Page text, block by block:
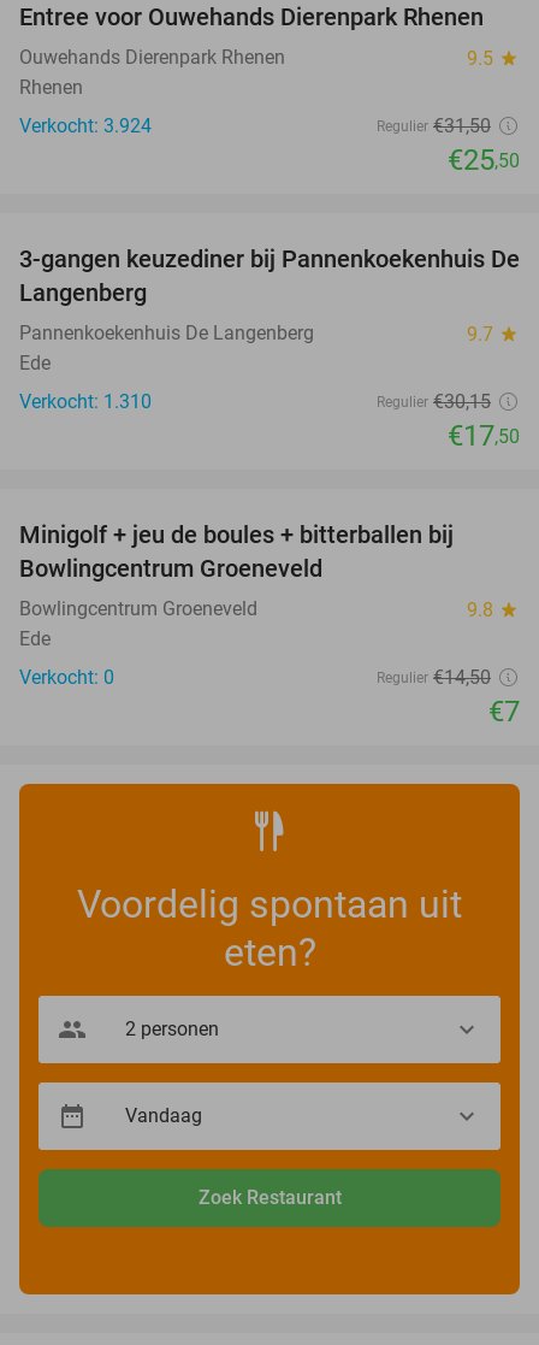
19%
Entree voor Ouwehands Dierenpark Rhenen
Ouwehands Dierenpark Rhenen 9.5 star
Rhenen
Verkocht: 3.924
Regulier €31,50
€25,50
42%
3-gangen keuzediner bij Pannenkoekenhuis De
Langenberg
Pannenkoekenhuis De Langenberg 9.7 star
Ede
Verkocht: 1.310
Regulier €30,15
€17,50
NEW
TODAY
Minigolf + jeu de boules + bitterballen bij
Bowlingcentrum Groeneveld
Bowlingcentrum Groeneveld 9.8 star
Ede
Verkocht: 0
Regulier €14,50
€7
Voordelig spontaan uit
eten?
Zoek Restaurant